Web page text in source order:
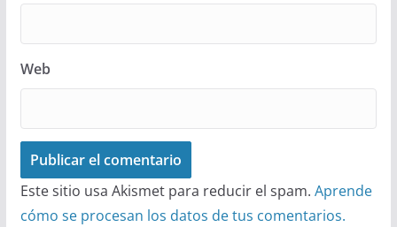
Web
Este sitio usa Akismet para reducir el spam. Aprende
cómo se procesan los datos de tus comentarios.